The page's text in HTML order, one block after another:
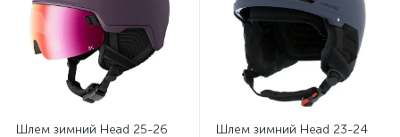
Шлем зимний Head 25-26
Шлем зимний Head 23-24